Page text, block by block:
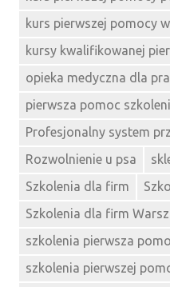
kurs pierwszej pomocy
kursy kwalifikowanej
opieka medyczna dla
pierwsza pomoc
Profesjonalny system
Rozwolnienie u psa
Szkolenia dla firm
Szkolenia dla firm
szkolenia pierwsza
szkolenia pierwszej